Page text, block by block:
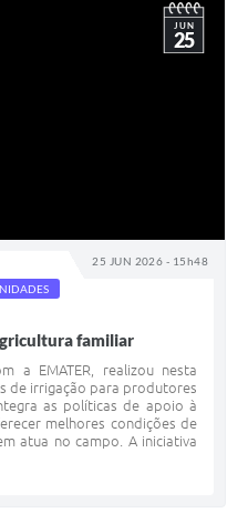
25 JUN 2026 - 15h48
JUN
25
familiar
a EMATER, realizou nesta
de irrigação para produtores
as políticas de apoio à
melhores condições de
atua no campo. A iniciativa